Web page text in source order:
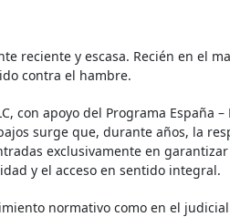
reciente y escasa. Recién en el
contra el hambre.
con apoyo del Programa España
surge que, durante años, la
exclusivamente en
y el acceso en sentido integral.
normativo como en el